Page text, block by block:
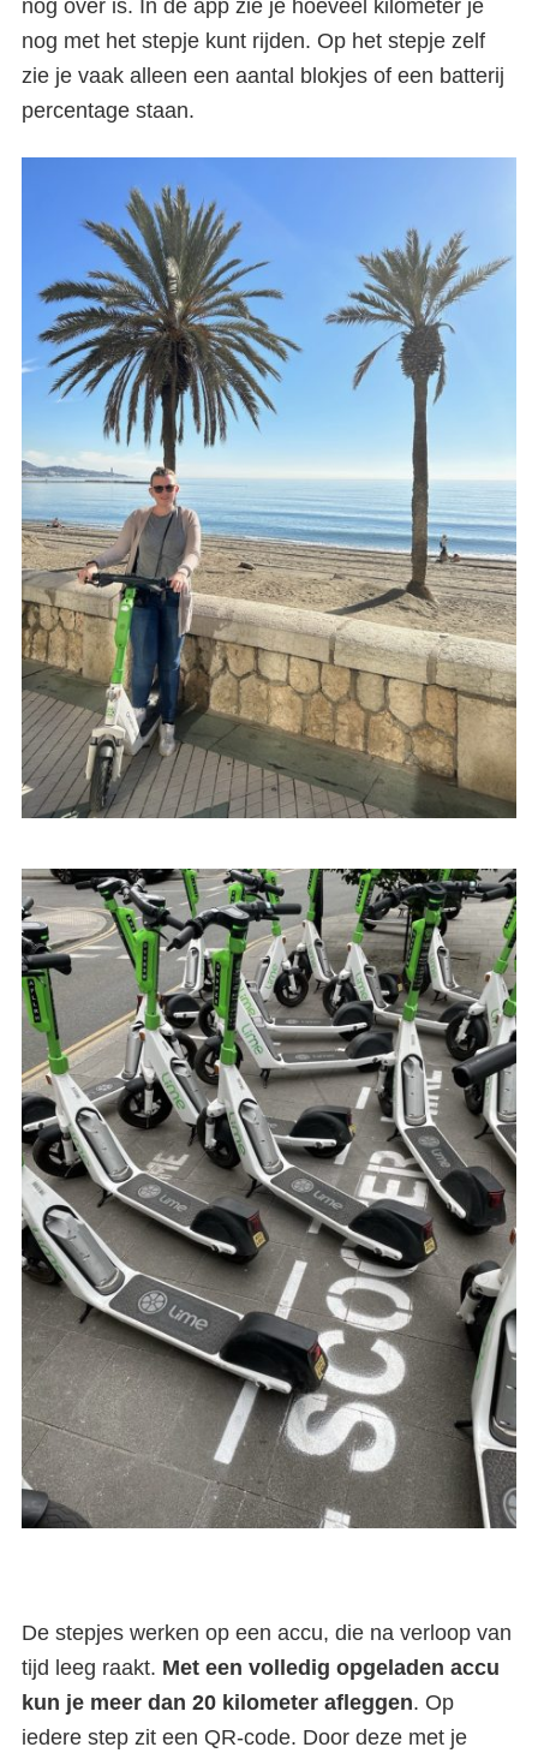
nog over is. In de app zie je hoeveel kilometer je
nog met het stepje kunt rijden. Op het stepje zelf
zie je vaak alleen een aantal blokjes of een batterij
percentage staan.
De stepjes werken op een accu, die na verloop van
tijd leeg raakt. Met een volledig opgeladen accu
kun je meer dan 20 kilometer afleggen. Op
iedere step zit een QR-code. Door deze met je